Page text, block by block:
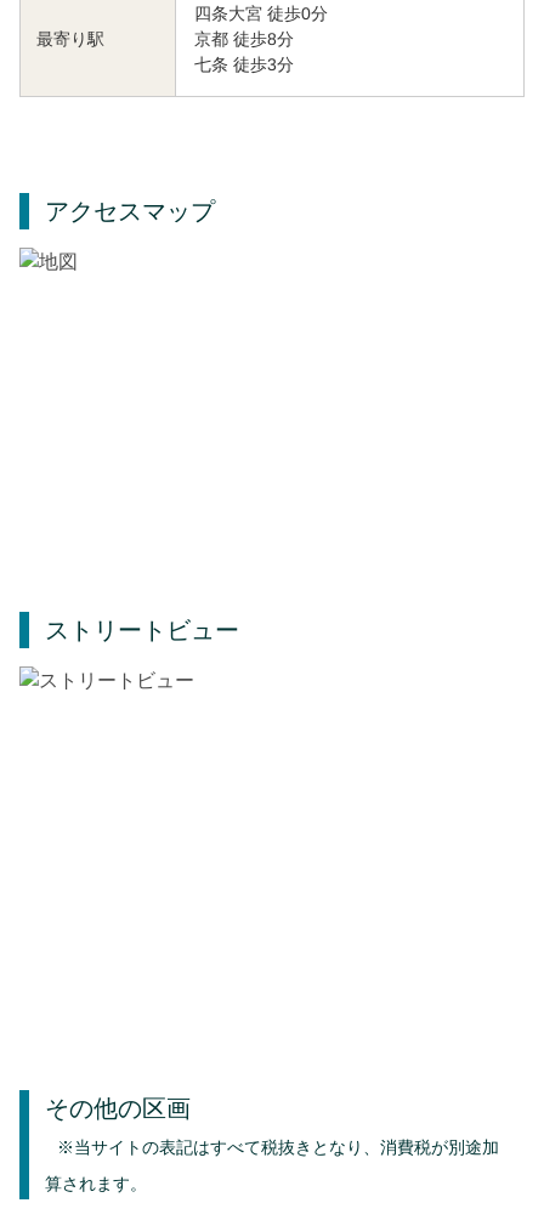
最寄り駅
四条大宮 徒歩0分
京都 徒歩8分
七条 徒歩3分
アクセスマップ
ストリートビュー
その他の区画
※当サイトの表記はすべて税抜きとなり、消費税が別途加
算されます。